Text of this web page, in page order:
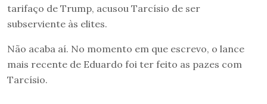
tarifaço de Trump, acusou Tarcísio de ser
subserviente às elites.
Não acaba aí. No momento em que escrevo, o lance
mais recente de Eduardo foi ter feito as pazes com
Tarcísio.